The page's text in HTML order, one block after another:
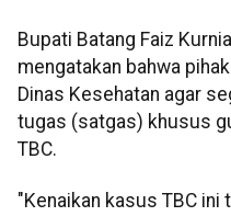
Bupati Batang Faiz
mengatakan bahwa
Dinas Kesehatan agar
tugas (satgas) khusus
TBC.
"Kenaikan kasus TBC